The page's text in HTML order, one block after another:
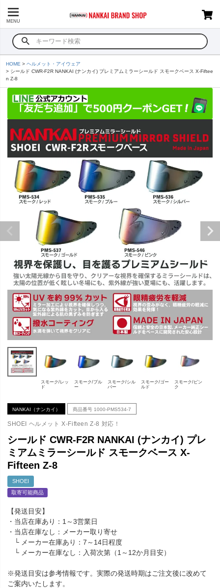
MENU
HOME
ヘルメット・アイウェア
シールド CWR-F2R NANKAI (ナンカイ) プレミアムミラーシールド スモークベース X-Fiftee
n Z-8
スモーク/レッ
ド
スモーク/ブル
ー
スモーク/シル
バー
スモーク/ゴー
ルド
スモーク/ピン
ク
NANKAI（ナンカイ） 商品番号 1000-PMS534-7
SHOEI ヘルメット X-Fifteen Z-8 対応！
シールド CWR-F2R NANKAI (ナンカイ) プレ
ミアムミラーシールド スモークベース X-
Fifteen Z-8
SHOEI
取寄可能商品
【発送目安】
・当店在庫あり：1～3営業日
・当店在庫なし：メーカー取り寄せ
└ メーカー在庫あり：7～14日程度
└ メーカー在庫なし：入荷次第（1～12か月目安）
※発送目安は参考情報です。実際の発送時期はご注文後に改めて
ご案内いたします。